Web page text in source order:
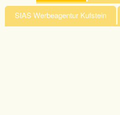
SIAS Werbeagentur Kufstein